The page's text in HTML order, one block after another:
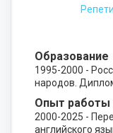
Образование
1995-2000 -
народов.
Опыт работы
2000-2025 -
английского